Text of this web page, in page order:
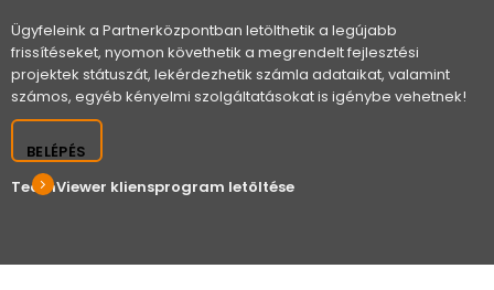
Ügyfeleink a Partnerközpontban letölthetik a legújabb
frissítéseket, nyomon követhetik a megrendelt fejlesztési
projektek státuszát, lekérdezhetik számla adataikat, valamint
számos, egyéb kényelmi szolgáltatásokat is igénybe vehetnek!
BELÉPÉS
TeamViewer kliensprogram letöltése